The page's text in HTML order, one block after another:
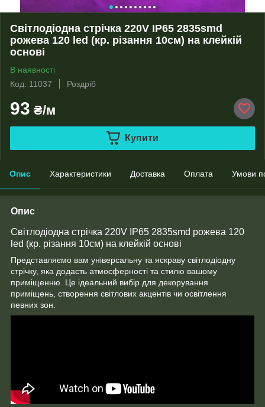
Світлодіодна стрічка 220V IP65 2835smd
рожева 120 led (кр. різання 10см) на клейкій
основі
В наявності
Код: 11037
Роздріб
93 ₴/м
Купити
Опис Характеристики Доставка Оплата Умови
Опис
Світлодіодна стрічка 220V IP65 2835smd рожева 120
led (кр. різання 10см) на клейкій основі
Представляємо вам універсальну та яскраву світлодіодну
стрічку, яка додасть атмосферності та стилю вашому
приміщенню. Це ідеальний вибір для декорування
приміщень, створення світлових акцентів чи освітлення
певних зон.